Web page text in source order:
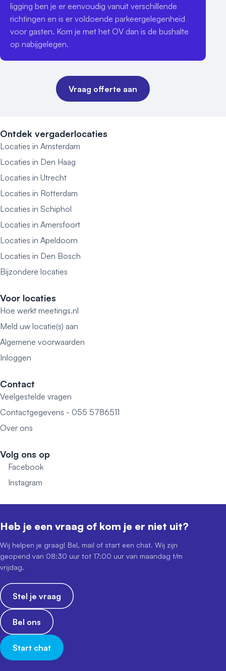
ligging ben je er eenvoudig vanuit verschillende
richtingen en is er voldoende parkeergelegenheid
voor gasten. Kom je met het OV dan is de bushalte
op nabijgelegen.
Vraag offerte aan
Ontdek vergaderlocaties
Locaties in Amsterdam
Locaties in Den Haag
Locaties in Utrecht
Locaties in Rotterdam
Locaties in Schiphol
Locaties in Amersfoort
Locaties in Apeldoorn
Locaties in Den Bosch
Bijzondere locaties
Voor locaties
Hoe werkt meetings.nl
Meld uw locatie(s) aan
Algemene voorwaarden
Inloggen
Contact
Veelgestelde vragen
Contactgegevens - 055 5786511
Over ons
Volg ons op
Facebook
Instagram
Heb je een vraag of kom je er niet uit?
Wij helpen je graag! Bel, mail of start een chat. Wij zijn
geopend van 08:30 uur tot 17:00 uur van maandag t/m
vrijdag.
Stel je vraag
Bel ons
Start chat